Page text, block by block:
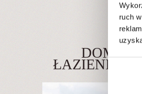
ruch
Wybór
DOMEK
ŁAZIENKĄ I